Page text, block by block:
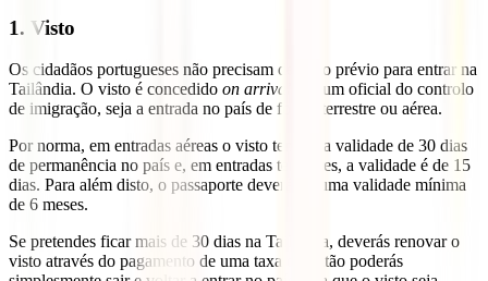
1. Visto
Os cidadãos portugueses não precisam de visto prévio para entrar na
Tailândia. O visto é concedido on arrival
por um oficial do controlo
de imigração, seja a entrada no país de forma terrestre ou aérea.
Por norma, em entradas aéreas o visto tem uma validade de 30 dias
de permanência no país e, em entradas terrestres, a validade é de 15
dias. Para além disto, o passaporte deverá ter uma validade mínima
de 6 meses.
Se pretendes ficar mais de 30 dias na Tailândia, deverás renovar o
visto através do pagamento de uma taxa ou então poderás